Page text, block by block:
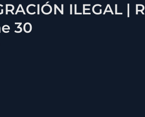
ILEGAL |
30